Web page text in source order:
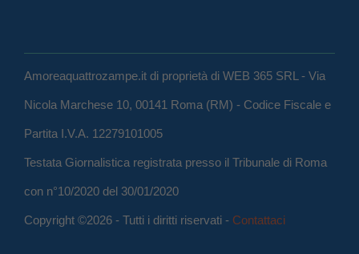
Amoreaquattrozampe.it di proprietà di WEB 365 SRL - Via
Nicola Marchese 10, 00141 Roma (RM) - Codice Fiscale e
Partita I.V.A. 12279101005
Testata Giornalistica registrata presso il Tribunale di Roma
con n°10/2020 del 30/01/2020
Copyright ©2026 - Tutti i diritti riservati - Contattaci